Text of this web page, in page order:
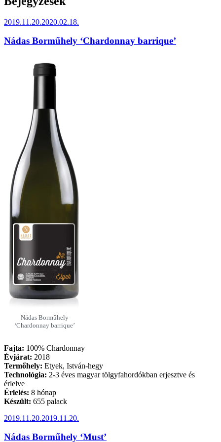
Beküldve:
2019.11.20.2020.02.18.
Nádas Borműhely ‘Chardonnay barrique’
Nádas Borműhely
‘Chardonnay barrique’
Fajta: 100% Chardonnay
Évjárat: 2018
Termőhely: Etyek, István-hegy
Technológia: 2-3 éves magyar tölgyfahordókban erjesztve és
érlelve
Érlelés: 8 hónap
Készült: 655 palack
Beküldve:
2019.11.20.2019.11.20.
Nádas Borműhely ‘Must’